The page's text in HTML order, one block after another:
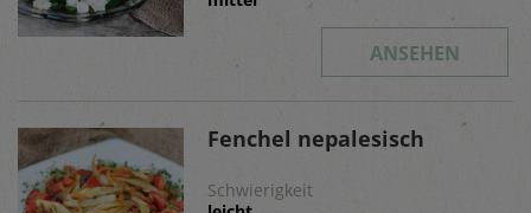
ANSEHEN
Fenchel nepalesisch
Schwierigkeit